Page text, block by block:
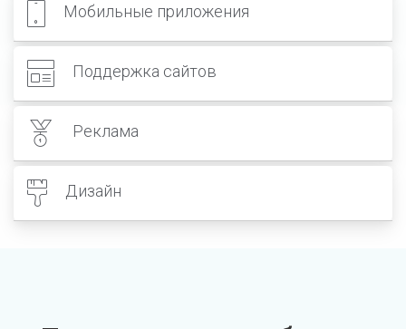
Мобильные приложения
Поддержка сайтов
Реклама
Дизайн